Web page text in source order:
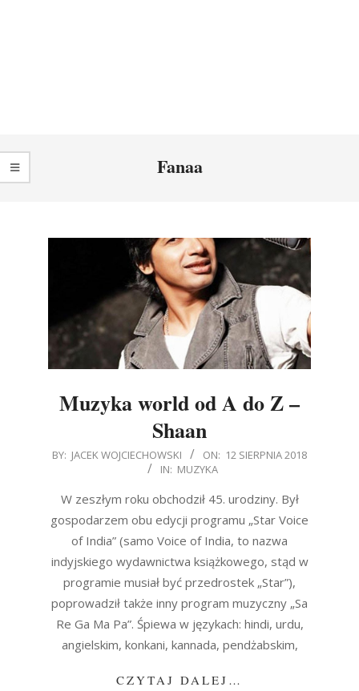
Fanaa
Muzyka world od A do Z –
Shaan
2018-
12
BY: JACEK WOJCIECHOWSKI ON: 12 SIERPNIA 2018
IN: MUZYKA
W zeszłym roku obchodził 45. urodziny. Był
gospodarzem obu edycji programu „Star Voice
of India” (samo Voice of India, to nazwa
indyjskiego wydawnictwa książkowego, stąd w
programie musiał być przedrostek „Star”),
poprowadził także inny program muzyczny „Sa
Re Ga Ma Pa”. Śpiewa w językach: hindi, urdu,
angielskim, konkani, kannada, pendżabskim,
CZYTAJ DALEJ…